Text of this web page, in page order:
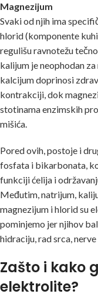
Magnezijum
Svaki od njih ima
hlorid (komponente
regulišu ravnotežu
kalijum je neophodan
kalcijum doprinosi
kontrakciji, dok
stotinama enzimskih
mišića.
Pored ovih, postoje i
fosfata i bikarbonata,
funkciji ćelija i
Međutim, natrijum,
magnezijum i hlorid su
pominjemo jer njihov
hidraciju, rad srca, nerve
Zašto i kako
elektrolite?